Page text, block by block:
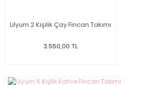
Lilyum 2 Kişilik Çay Fincan Takımı
3.550,00 TL